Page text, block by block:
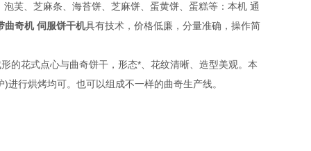
芙、芝麻条、海苔饼、芝麻饼、蛋黄饼、蛋糕等：本机 通
曲奇机 伺服饼干机具有技术，价格低廉，分量准确，操作简
的花式点心与曲奇饼干，形态*、花纹清晰、造型美观。本
行烘烤均可。也可以组成不一样的曲奇生产线。